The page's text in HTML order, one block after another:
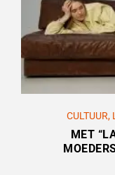
CULTUUR,
MET